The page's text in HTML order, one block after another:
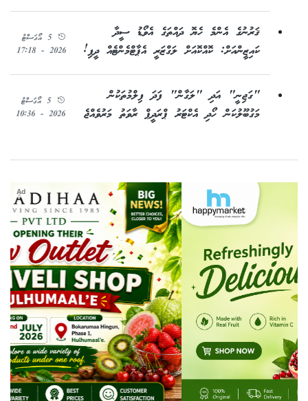
ޤަރުނުގެ އެންމެ ހެޔޮ ދައްތަގެ އެވޯޑު ސީދާ
ކައިޒީންއަށް: ކޮއްކޮއަށް ލަގްޒަރީ އެޕާޓްމެންޓެއް ދީފި!
5 އޯގަސްޓު
2026 - 17:18
"ގަޖިނީ" އަދި "ލަގާން" ފަދަ ފިލްމުތަކުން
މަގުބޫލުކަން ހޯދި އެކްޓަރު ޕްރަދީޕް ރާވަތު މަރުވެއްޖެ
5 އޯގަސްޓު
2026 - 10:36
Ad